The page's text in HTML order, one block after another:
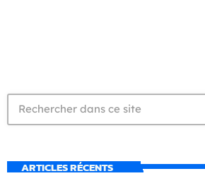
ARTICLES RÉCENTS